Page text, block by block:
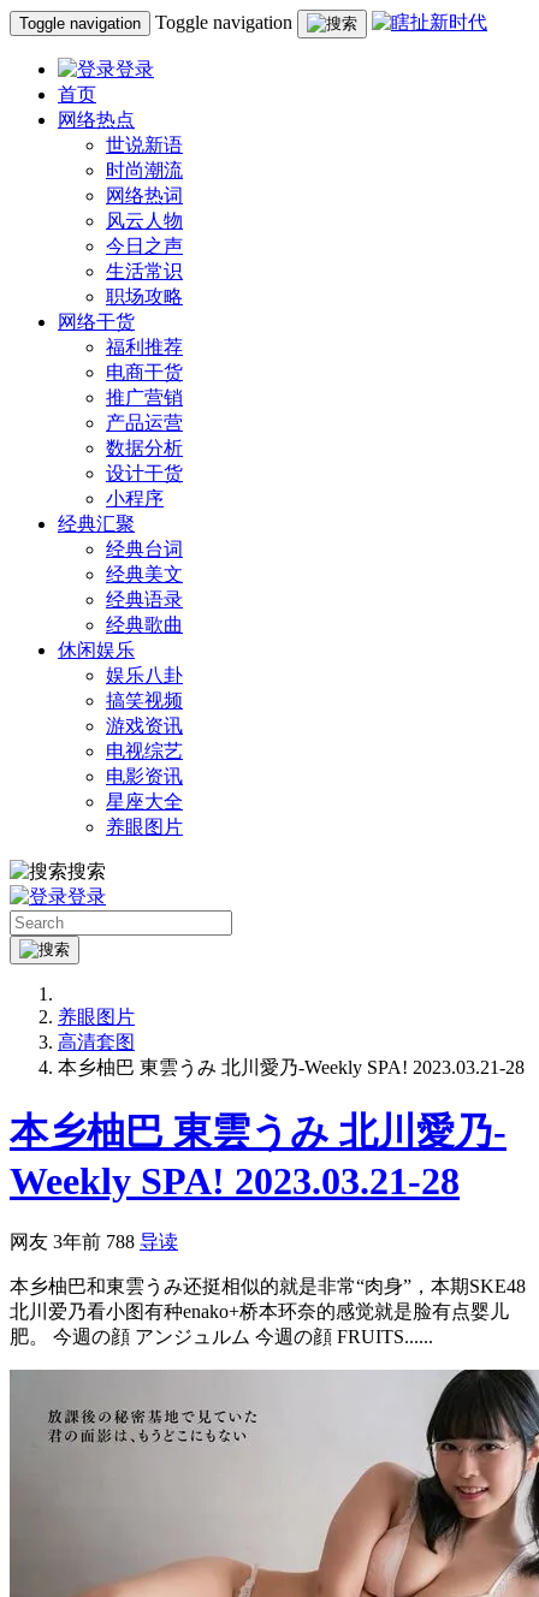
Toggle navigation Toggle navigation
登录
首页
网络热点
世说新语
时尚潮流
网络热词
风云人物
今日之声
生活常识
职场攻略
网络干货
福利推荐
电商干货
推广营销
产品运营
数据分析
设计干货
小程序
经典汇聚
经典台词
经典美文
经典语录
经典歌曲
休闲娱乐
娱乐八卦
搞笑视频
游戏资讯
电视综艺
电影资讯
星座大全
养眼图片
搜索
登录
养眼图片
高清套图
本乡柚巴 東雲うみ 北川愛乃-Weekly SPA! 2023.03.21-28
本乡柚巴 東雲うみ 北川愛乃-
Weekly SPA! 2023.03.21-28
网友 3年前 788 导读
本乡柚巴和東雲うみ还挺相似的就是非常“肉身”，本期SKE48
北川爱乃看小图有种enako+桥本环奈的感觉就是脸有点婴儿
肥。 今週の顔 アンジュルム 今週の顔 FRUITS......